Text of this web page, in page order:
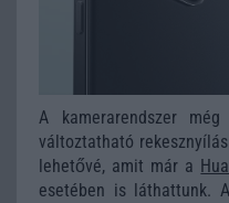
A kamerarendszer
változtatható
lehetővé, amit már a
esetében is láthattunk.